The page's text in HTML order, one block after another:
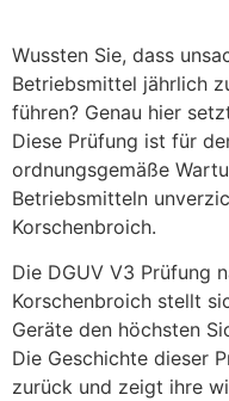
Wussten Sie, dass
Betriebsmittel jährlich
führen? Genau hier
Diese Prüfung ist für
ordnungsgemäße
Betriebsmitteln
Korschenbroich.
Die DGUV V3 Prüfung
Korschenbroich stellt
Geräte den höchsten
Die Geschichte dieser
zurück und zeigt ihre